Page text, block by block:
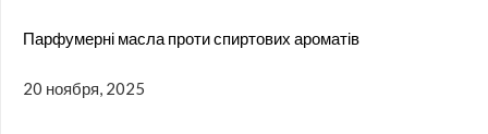
Парфумерні масла проти спиртових ароматів
20 ноября, 2025